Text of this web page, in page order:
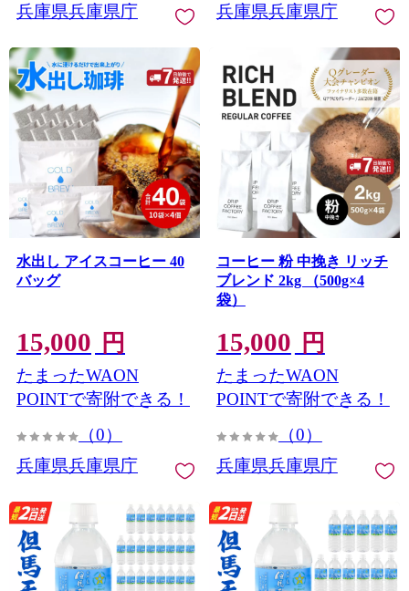
兵庫県兵庫県庁
兵庫県兵庫県庁
水出し アイスコーヒー 40
バッグ
15,000 円
たまったWAON
POINTで寄附できる！
（0）
兵庫県兵庫県庁
コーヒー 粉 中挽き リッチ
ブレンド 2kg （500g×4
袋）
15,000 円
たまったWAON
POINTで寄附できる！
（0）
兵庫県兵庫県庁